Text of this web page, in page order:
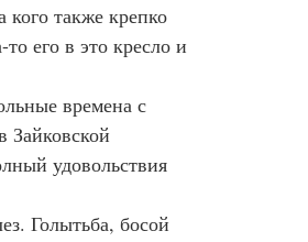
также крепко
его в это кресло и
времена с
Зайковской
удовольствия
Голытьба, босой